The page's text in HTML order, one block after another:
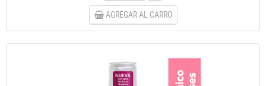
AGREGAR AL CARRO